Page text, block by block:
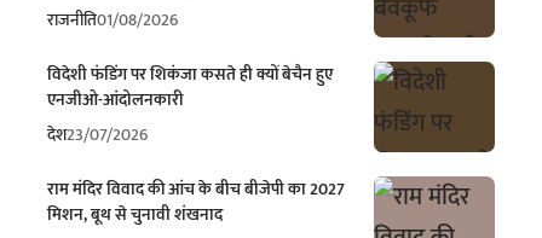
राजनीति01/08/2026
विदेशी फंडिंग पर शिकंजा कसते ही क्यों बेचैन हुए
एनजीओ-आंदोलनकारी
देश23/07/2026
राम मंदिर विवाद की आंच के बीच बीजेपी का 2027
मिशन, बूथ से चुनावी शंखनाद